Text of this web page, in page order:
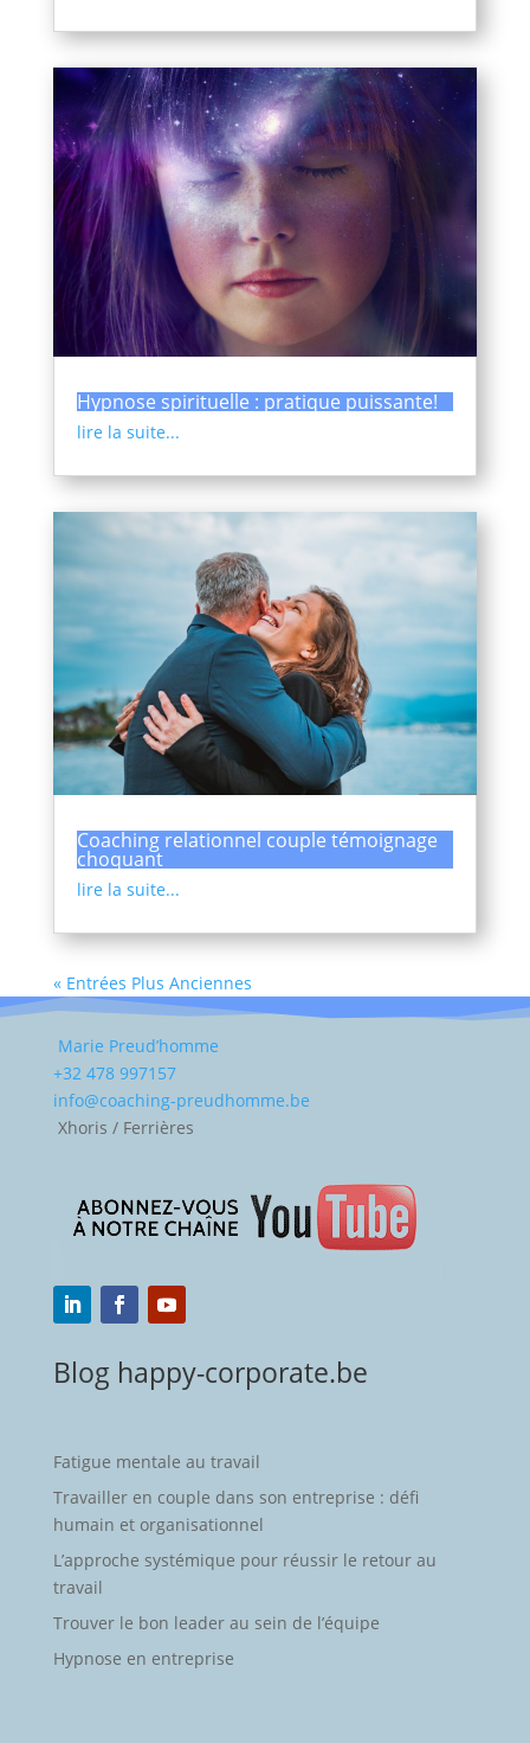
Hypnose spirituelle : pratique puissante!
lire la suite...
Coaching relationnel couple témoignage
choquant
lire la suite...
« Entrées Plus Anciennes
Marie Preud’homme
+32 478 997157
info@coaching-preudhomme.be
Xhoris / Ferrières
Blog happy-corporate.be
Fatigue mentale au travail
Travailler en couple dans son entreprise : défi
humain et organisationnel
L’approche systémique pour réussir le retour au
travail
Trouver le bon leader au sein de l’équipe
Hypnose en entreprise